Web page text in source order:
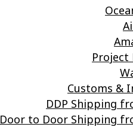
Project
Customs &
DDP Shipping
Door to Door Shipping